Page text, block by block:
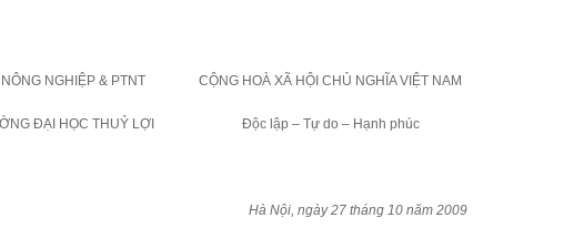
NÔNG NGHIỆP & PTNT
ĐẠI HỌC THUỶ LỢI
CỘNG HOÀ XÃ HỘI CHỦ NGHĨA VIỆT NAM
Độc lập – Tự do – Hạnh phúc
Hà Nội, ngày 27 tháng 10 năm 2009